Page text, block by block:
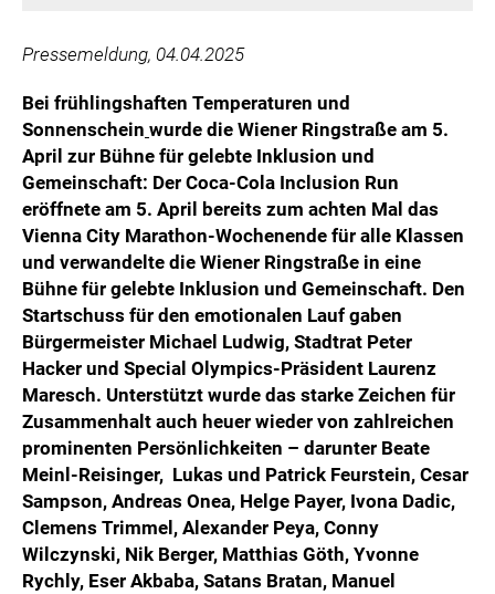
MEDIA
LOGOS
COCA COLA
PRESSEKONTAKT
Pressemeldung, 04.04.2025
Bei frühlingshaften Temperaturen und
Sonnenschein wurde die Wiener Ringstraße am 5.
April zur Bühne für gelebte Inklusion und
Gemeinschaft: Der Coca-Cola Inclusion Run
eröffnete am 5. April bereits zum achten Mal das
Vienna City Marathon-Wochenende für alle Klassen
und verwandelte die Wiener Ringstraße in eine
Bühne für gelebte Inklusion und Gemeinschaft. Den
Startschuss für den emotionalen Lauf gaben
Bürgermeister Michael Ludwig, Stadtrat Peter
Hacker und Special Olympics-Präsident Laurenz
Maresch. Unterstützt wurde das starke Zeichen für
Zusammenhalt auch heuer wieder von zahlreichen
prominenten Persönlichkeiten – darunter Beate
Meinl-Reisinger, Lukas und Patrick Feurstein, Cesar
Sampson, Andreas Onea, Helge Payer, Ivona Dadic,
Clemens Trimmel, Alexander Peya, Conny
Wilczynski, Nik Berger, Matthias Göth, Yvonne
Rychly, Eser Akbaba, Satans Bratan, Manuel